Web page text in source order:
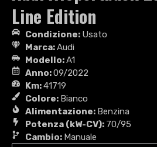
Line Edition
Condizione: Usato
Marca:Audi
Modello:A1
Anno:09/2022
Km:41719
Colore: Bianco
Alimentazione: Benzina
Potenza (kW-CV): 70/95
Cambio: Manuale